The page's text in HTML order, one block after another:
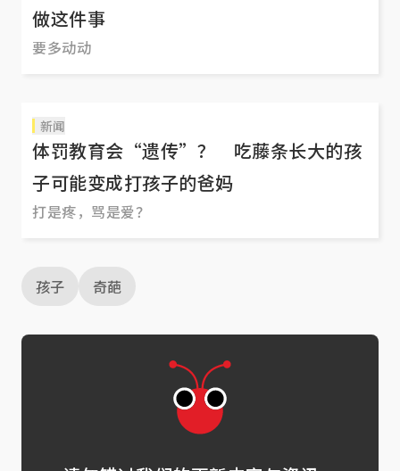
做这件事
要多动动
新闻
体罚教育会“遗传”？ 吃藤条长大的孩
子可能变成打孩子的爸妈
打是疼，骂是爱？
孩子 奇葩